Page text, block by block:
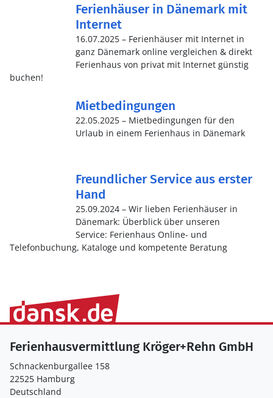
Ferienhäuser in Dänemark mit
Internet
16.07.2025 – Ferienhäuser mit Internet in
ganz Dänemark online vergleichen & direkt
Ferienhaus von privat mit Internet günstig
buchen!
Mietbedingungen
22.05.2025 – Mietbedingungen für den
Urlaub in einem Ferienhaus in Dänemark
Freundlicher Service aus erster
Hand
25.09.2024 – Wir lieben Ferienhäuser in
Dänemark: Überblick über unseren
Service: Ferienhaus Online- und
Telefonbuchung, Kataloge und kompetente Beratung
Ferienhausvermittlung Kröger+Rehn GmbH
Schnackenburgallee 158
22525 Hamburg
Deutschland